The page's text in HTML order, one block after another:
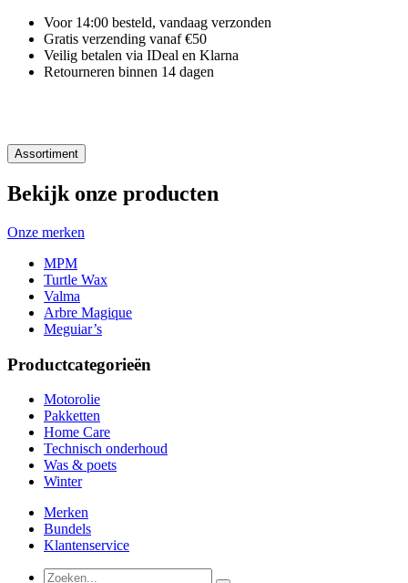
Voor 14:00 besteld, vandaag verzonden
Gratis verzending vanaf €50
Veilig betalen via IDeal en Klarna
Retourneren binnen 14 dagen
Assortiment
Bekijk onze producten
Onze merken
MPM
Turtle Wax
Valma
Arbre Magique
Meguiar’s
Productcategorieën
Motorolie
Pakketten
Home Care
Technisch onderhoud
Was & poets
Winter
Merken
Bundels
Klantenservice